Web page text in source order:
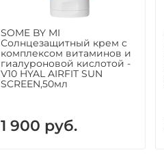
SOME BY MI
Солнцезащитный крем с
комплексом витаминов и
гиалуроновой кислотой -
V10 HYAL AIRFIT SUN
SCREEN,50мл
1 900 руб.